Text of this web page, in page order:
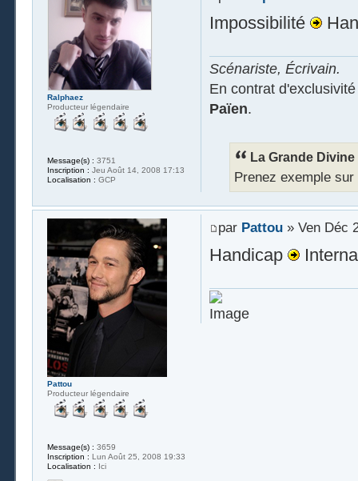
Impossibilité
Scénariste, Écrivain.
En contrat
Païen.
La Grande
Prenez exemple
Ralphaez
Producteur légendaire
Message(s) : 3751
Inscription : Jeu Août 14, 2008 17:13
Localisation : GCP
par Pattou» Ven Déc
Handicap
Pattou
Producteur légendaire
Message(s) : 3659
Inscription : Lun Août 25, 2008 19:33
Localisation : Ici